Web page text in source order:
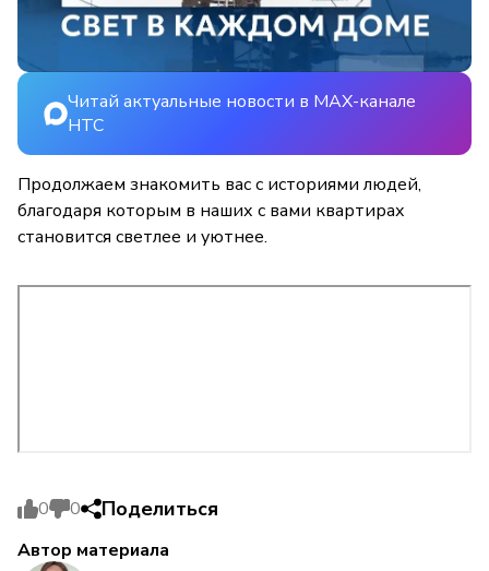
Читай актуальные новости в MAX-канале
НТС
Продолжаем знакомить вас с историями людей,
благодаря которым в наших с вами квартирах
становится светлее и уютнее.
0 0 Поделиться
Автор материала